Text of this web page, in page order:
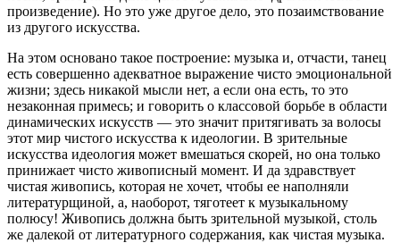
произведение). Но это уже другое дело, это позаимствование
из другого искусства.
На этом основано такое построение: музыка и, отчасти, танец
есть совершенно адекватное выражение чисто эмоциональной
жизни; здесь никакой мысли нет, а если она есть, то это
незаконная примесь; и говорить о классовой борьбе в области
динамических искусств — это значит притягивать за волосы
этот мир чистого искусства к идеологии. В зрительные
искусства идеология может вмешаться скорей, но она только
принижает чисто живописный момент. И да здравствует
чистая живопись, которая не хочет, чтобы ее наполняли
литературщиной, а, наоборот, тяготеет к музыкальному
полюсу! Живопись должна быть зрительной музыкой, столь
же далекой от литературного содержания, как чистая музыка.